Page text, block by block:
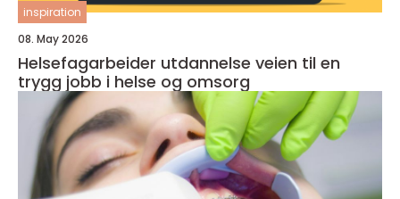
inspiration
08. May 2026
Helsefagarbeider utdannelse veien til en
trygg jobb i helse og omsorg